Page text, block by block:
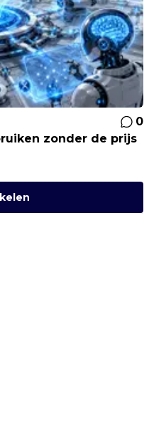
0
zonder de prijs